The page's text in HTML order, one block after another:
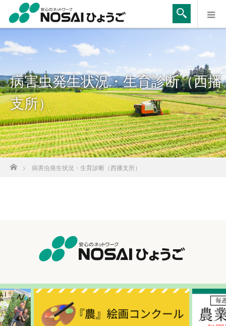
病害虫発生状況・生育診断（西播
支所）
ホーム
病害虫発生状況・生育診断（西播支所）